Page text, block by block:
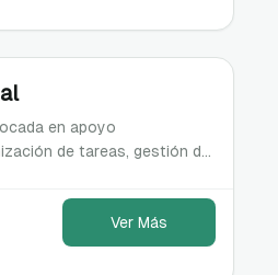
en apoyo
de tareas, gestión de
Ver Más